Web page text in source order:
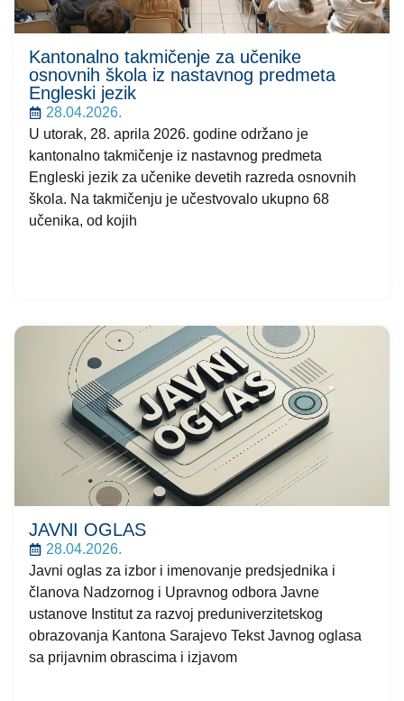
Kantonalno takmičenje za učenike
osnovnih škola iz nastavnog predmeta
Engleski jezik
28.04.2026.
U utorak, 28. aprila 2026. godine održano je
kantonalno takmičenje iz nastavnog predmeta
Engleski jezik za učenike devetih razreda osnovnih
škola. Na takmičenju je učestvovalo ukupno 68
učenika, od kojih
JAVNI OGLAS
28.04.2026.
Javni oglas za izbor i imenovanje predsjednika i
članova Nadzornog i Upravnog odbora Javne
ustanove Institut za razvoj preduniverzitetskog
obrazovanja Kantona Sarajevo Tekst Javnog oglasa
sa prijavnim obrascima i izjavom